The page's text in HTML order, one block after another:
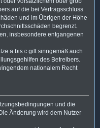
auf die bei Vertragsschluss
und im Übrigen der Höhe
begrenzt.
insbesondere entgangenen
a bis c gilt sinngemäß auch
des Betreibers.
nationalem Recht
und die
Änderung wird dem Nutzer